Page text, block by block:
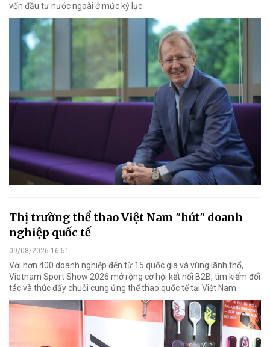
vốn đầu tư nước ngoài ở mức kỷ lục.
Thị trường thể thao Việt Nam "hút" doanh
nghiệp quốc tế
09/08/2026 16:51
Với hơn 400 doanh nghiệp đến từ 15 quốc gia và vùng lãnh thổ,
Vietnam Sport Show 2026 mở rộng cơ hội kết nối B2B, tìm kiếm đối
tác và thúc đẩy chuỗi cung ứng thể thao quốc tế tại Việt Nam.